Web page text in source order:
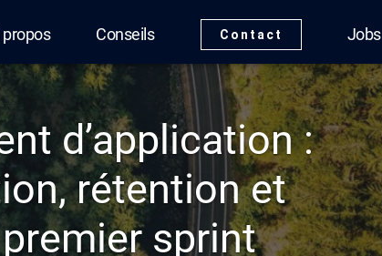
propos Conseils Contact Jobs
d’application :
rétention et
sprint